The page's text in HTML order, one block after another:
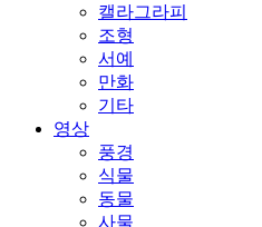
캘라그라피
조형
서예
만화
기타
영상
풍경
식물
동물
사물